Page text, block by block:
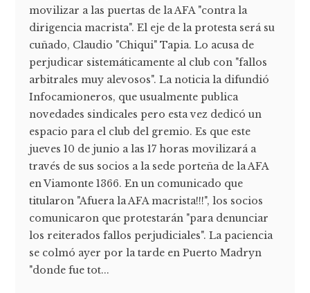
movilizar a las puertas de la AFA "contra la
dirigencia macrista". El eje de la protesta será su
cuñado, Claudio "Chiqui" Tapia. Lo acusa de
perjudicar sistemáticamente al club con "fallos
arbitrales muy alevosos". La noticia la difundió
Infocamioneros, que usualmente publica
novedades sindicales pero esta vez dedicó un
espacio para el club del gremio. Es que este
jueves 10 de junio a las 17 horas movilizará a
través de sus socios a la sede porteña de la AFA
en Viamonte 1366. En un comunicado que
titularon "Afuera la AFA macrista!!!", los socios
comunicaron que protestarán "para denunciar
los reiterados fallos perjudiciales". La paciencia
se colmó ayer por la tarde en Puerto Madryn
"donde fue tot...